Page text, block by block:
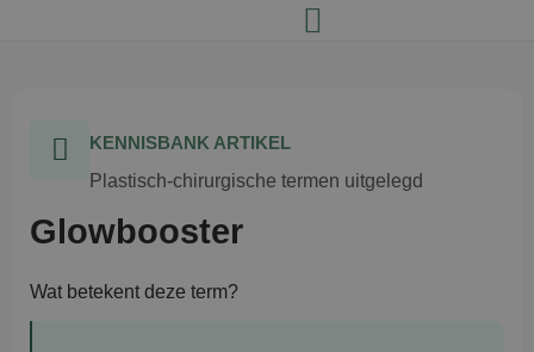
KENNISBANK ARTIKEL
Plastisch-chirurgische termen uitgelegd
Glowbooster
Wat betekent deze term?